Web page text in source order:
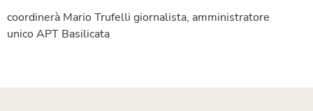
coordinerà Mario Trufelli giornalista, amministratore
unico APT Basilicata